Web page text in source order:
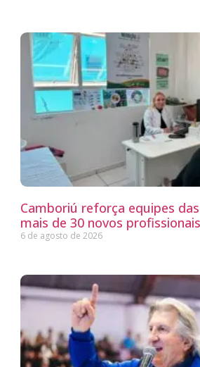
Camboriú reforça equipes
mais de 30 novos
6 de agosto de 2026